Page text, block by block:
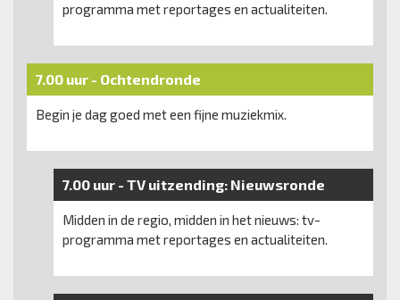
programma met reportages en actualiteiten.
7.00 uur - Ochtendronde
Begin je dag goed met een fijne muziekmix.
7.00 uur - TV uitzending: Nieuwsronde
Midden in de regio, midden in het nieuws: tv-
programma met reportages en actualiteiten.